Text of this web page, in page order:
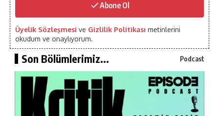
Abone Ol
Üyelik Sözleşmesi ve Gizlilik Politikası metinlerini
okudum ve onaylıyorum.
Son Bölümlerimiz... Podcast